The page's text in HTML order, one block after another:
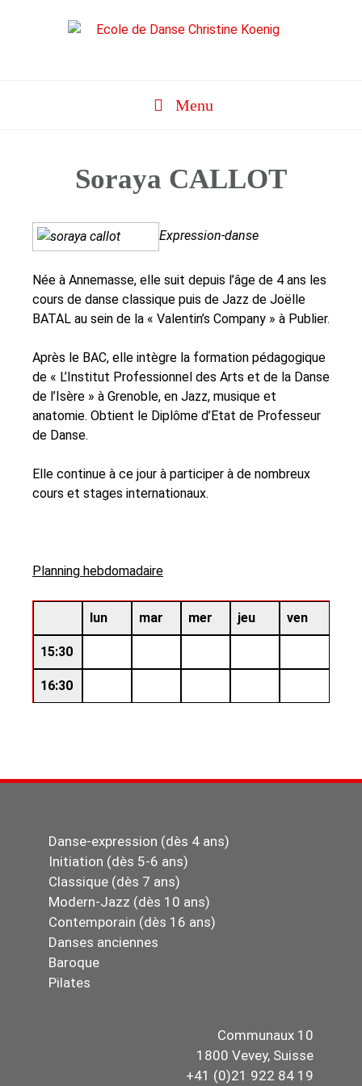
Menu
Soraya CALLOT
Expression-danse
Née à Annemasse, elle suit depuis l’âge de 4 ans les
cours de danse classique puis de Jazz de Joëlle
BATAL au sein de la « Valentin’s Company » à Publier.
Après le BAC, elle intègre la formation pédagogique
de « L’Institut Professionnel des Arts et de la Danse
de l’Isère » à Grenoble, en Jazz, musique et
anatomie. Obtient le Diplôme d’Etat de Professeur
de Danse.
Elle continue à ce jour à participer à de nombreux
cours et stages internationaux.
Planning hebdomadaire
lun mar mer jeu ven
15:30
16:30
Danse-expression (dès 4 ans)
Initiation (dès 5-6 ans)
Classique (dès 7 ans)
Modern-Jazz (dès 10 ans)
Contemporain (dès 16 ans)
Danses anciennes
Baroque
Pilates
Communaux 10
1800 Vevey, Suisse
+41 (0)21 922 84 19